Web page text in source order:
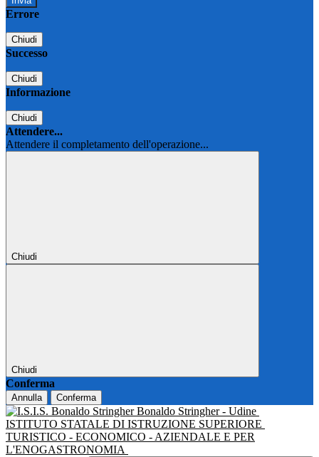
Errore
Chiudi
Successo
Chiudi
Informazione
Chiudi
Attendere...
Attendere il completamento dell'operazione...
Chiudi
Chiudi
Conferma
Annulla Conferma
Bonaldo Stringher - Udine
ISTITUTO STATALE DI ISTRUZIONE SUPERIORE
TURISTICO - ECONOMICO - AZIENDALE E PER
L'ENOGASTRONOMIA